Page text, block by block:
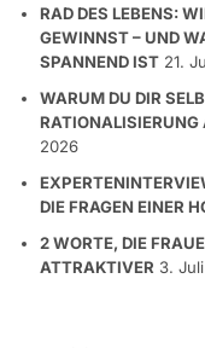
GEWINNST – UND
SPANNEND IST 21.
WARUM DU DIR
RATIONALISIERUNG
2026
DIE FRAGEN EINER
2 WORTE, DIE
ATTRAKTIVER 3.